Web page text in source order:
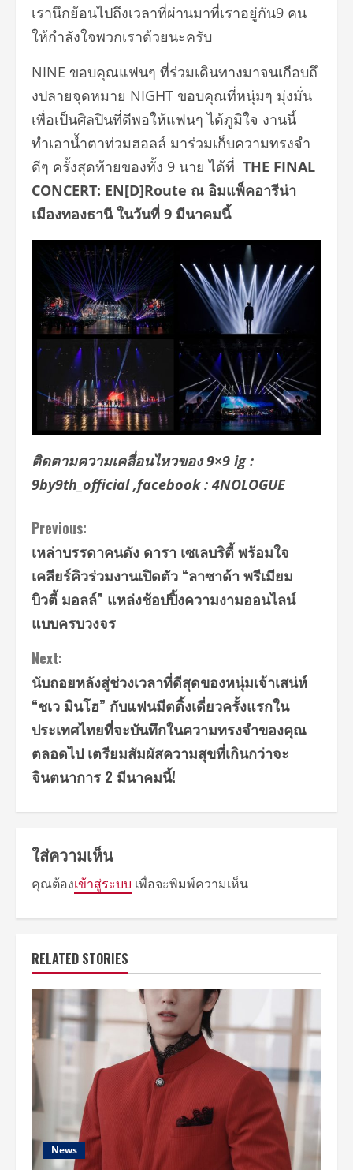
เรานึกย้อนไปถึงเวลาที่ผ่านมาที่เราอยู่กัน9 คน
ให้กำลังใจพวกเราด้วยนะครับ
NINE ขอบคุณแฟนๆ ที่ร่วมเดินทางมาจนเกือบถึ
งปลายจุดหมาย NIGHT ขอบคุณที่หนุ่มๆ มุ่งมั่น
เพื่อเป็นศิลปินที่ดีพอให้แฟนๆ ได้ภูมิใจ งานนี้
ทำเอาน้ำตาท่วมฮอลล์ มาร่วมเก็บความทรงจำ
ดีๆ ครั้งสุดท้ายของทั้ง 9 นาย ได้ที่ THE FINAL
CONCERT: EN[D]Route ณ อิมแพ็คอารีน่า
เมืองทองธานี ในวันที่ 9 มีนาคมนี้
ติดตามความเคลื่อนไหวของ9×9 ig :
9by9th_official ,facebook : 4NOLOGUE
Continue
Reading
Previous:
เหล่าบรรดาคนดัง ดารา เซเลบริตี้ พร้อมใจ
เคลียร์คิวร่วมงานเปิดตัว “ลาซาด้า พรีเมียม
บิวตี้ มอลล์” แหล่งช้อปปิ้งความงามออนไลน์
แบบครบวงจร
Next:
นับถอยหลังสู่ช่วงเวลาที่ดีสุดของหนุ่มเจ้าเสน่ห์
“ชเว มินโฮ” กับแฟนมีตติ้งเดี่ยวครั้งแรกใน
ประเทศไทยที่จะบันทึกในความทรงจำของคุณ
ตลอดไป เตรียมสัมผัสความสุขที่เกินกว่าจะ
จินตนาการ 2 มีนาคมนี้!
ใส่ความเห็น
คุณต้องเข้าสู่ระบบ เพื่อจะพิมพ์ความเห็น
RELATED STORIES
News